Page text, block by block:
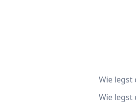
Wie legst
Wie legst